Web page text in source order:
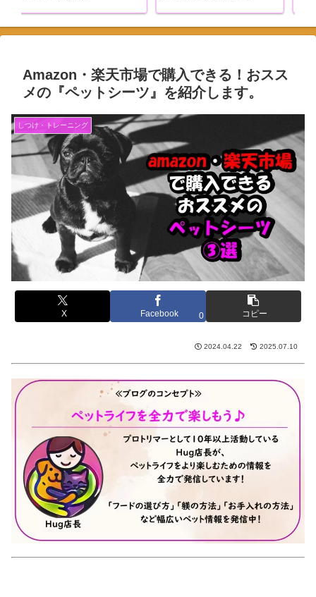
Amazon・楽天市場で購入できる！おスス
メの『ペットシーツ』を紹介します。
しつけ・トレーニング
X Facebook 0 コピー
2024.04.22 2025.07.10